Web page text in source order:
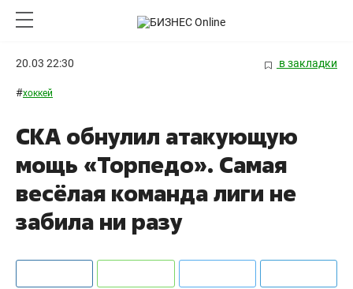
20.03 22:30 в закладки
#хоккей
СКА обнулил атакующую
мощь «Торпедо». Самая
весёлая команда лиги не
забила ни разу